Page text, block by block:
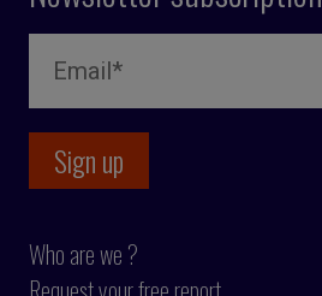
Who are we ?